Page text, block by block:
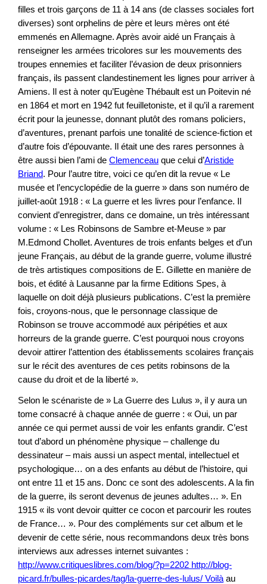
filles et trois garçons de 11 à 14 ans (de classes sociales fort
diverses) sont orphelins de père et leurs mères ont été
emmenés en Allemagne. Après avoir aidé un Français à
renseigner les armées tricolores sur les mouvements des
troupes ennemies et faciliter l’évasion de deux prisonniers
français, ils passent clandestinement les lignes pour arriver à
Amiens. Il est à noter qu’Eugène Thébault est un Poitevin né
en 1864 et mort en 1942 fut feuilletoniste, et il qu’il a rarement
écrit pour la jeunesse, donnant plutôt des romans policiers,
d’aventures, prenant parfois une tonalité de science-fiction et
d’autre fois d’épouvante. Il était une des rares personnes à
être aussi bien l’ami de Clemenceau que celui d’Aristide
Briand. Pour l’autre titre, voici ce qu’en dit la revue « Le
musée et l’encyclopédie de la guerre » dans son numéro de
juillet-août 1918 : « La guerre et les livres pour l’enfance. Il
convient d’enregistrer, dans ce domaine, un très intéressant
volume : « Les Robinsons de Sambre et-Meuse » par
M.Edmond Chollet. Aventures de trois enfants belges et d’un
jeune Français, au début de la grande guerre, volume illustré
de très artistiques compositions de E. Gillette en manière de
bois, et édité à Lausanne par la firme Editions Spes, à
laquelle on doit déjà plusieurs publications. C’est la première
fois, croyons-nous, que le personnage classique de
Robinson se trouve accommodé aux péripéties et aux
horreurs de la grande guerre. C’est pourquoi nous croyons
devoir attirer l’attention des établissements scolaires français
sur le récit des aventures de ces petits robinsons de la
cause du droit et de la liberté ».
Selon le scénariste de » La Guerre des Lulus », il y aura un
tome consacré à chaque année de guerre : « Oui, un par
année ce qui permet aussi de voir les enfants grandir. C’est
tout d’abord un phénomène physique – challenge du
dessinateur – mais aussi un aspect mental, intellectuel et
psychologique… on a des enfants au début de l’histoire, qui
ont entre 11 et 15 ans. Donc ce sont des adolescents. A la fin
de la guerre, ils seront devenus de jeunes adultes… ». En
1915 « ils vont devoir quitter ce cocon et parcourir les routes
de France… ». Pour des compléments sur cet album et le
devenir de cette série, nous recommandons deux très bons
interviews aux adresses internet suivantes :
http://www.critiqueslibres.com/blog/?p=2202 http://blog-
picard.fr/bulles-picardes/tag/la-guerre-des-lulus/ Voilà au